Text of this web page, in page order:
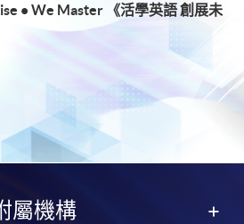
• We Master 《活學英語 創展未
屬機構